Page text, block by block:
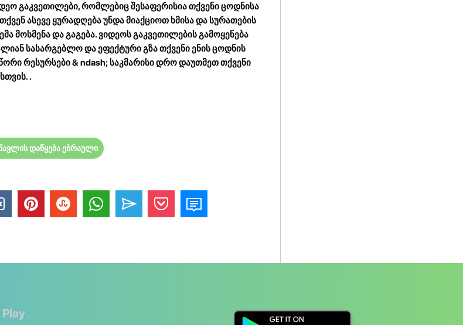
გაკვეთილები, რომლებიც შესაფერისია თქვენი ცოდნისა
ასევე ყურადღება უნდა მიაქციოთ ხმისა და სურათების
მოსმენა და გაგება. ვიდეოს გაკვეთილების გამოყენება
სასარგებლო და ეფექტური გზა თქვენი ენის ცოდნის
რესურსები & ndash; საკმარისი დრო დაუთმეთ თქვენი
.
დაწყება ებრაული